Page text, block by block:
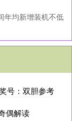
年均新增装机不低
号：双胆参考
偶解读